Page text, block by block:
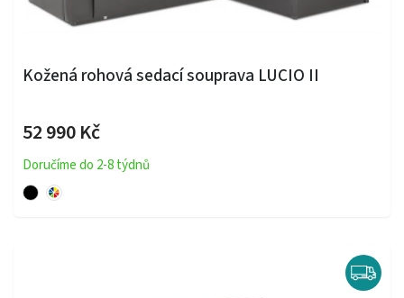
Kožená rohová sedací souprava LUCIO II
52 990 Kč
Doručíme do 2-8 týdnů